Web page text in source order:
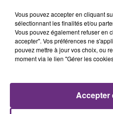
12h17
12h17
Vous pouvez accepter en cliquant
sélectionnant les finalités et/ou
Vous pouvez également refuser en
accepter". Vos préférences ne
pouvez mettre à jour vos choix, ou
moment via le lien "Gérer les
Accepter